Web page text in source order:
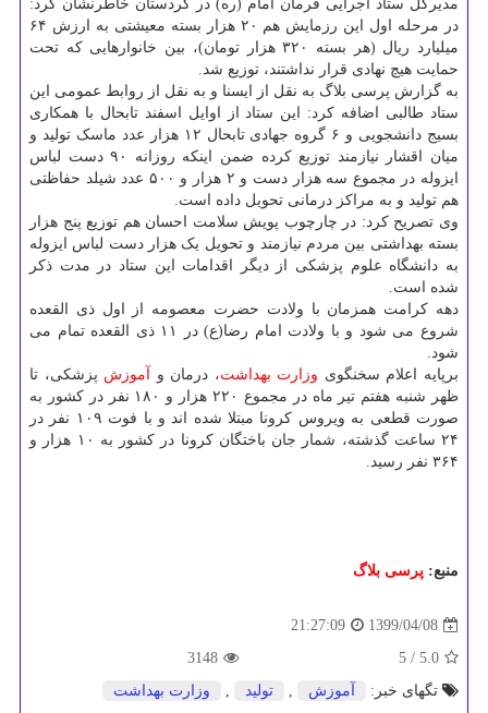
مدیرکل ستاد اجرایی فرمان امام (ره) در کردستان خاطرنشان کرد:
در مرحله اول این رزمایش هم ۲۰ هزار بسته معیشتی به ارزش ۶۴
میلیارد ریال (هر بسته ۳۲۰ هزار تومان)، بین خانوارهایی که تحت
حمایت هیچ نهادی قرار نداشتند، توزیع شد.
به گزارش پرسی بلاگ به نقل از ایسنا و به نقل از روابط عمومی این
ستاد طالبی اضافه کرد: این ستاد از اوایل اسفند تابحال با همکاری
بسیج دانشجویی و ۶ گروه جهادی تابحال ۱۲ هزار عدد ماسک تولید و
میان اقشار نیازمند توزیع کرده ضمن اینکه روزانه ۹۰ دست لباس
ایزوله در مجموع سه هزار دست و ۲ هزار و ۵۰۰ عدد شیلد حفاظتی
هم تولید و به مراکز درمانی تحویل داده است.
وی تصریح کرد: در چارچوب پویش سلامت احسان هم توزیع پنج هزار
بسته بهداشتی بین مردم نیازمند و تحویل یک هزار دست لباس ایزوله
به دانشگاه علوم پزشکی از دیگر اقدامات این ستاد در مدت ذکر
شده است.
دهه کرامت همزمان با ولادت حضرت معصومه از اول ذی القعده
شروع می شود و با ولادت امام رضا(ع) در ۱۱ ذی القعده تمام می
شود.
برپایه اعلام سخنگوی وزارت بهداشت، درمان و آموزش پزشکی، تا
ظهر شنبه هفتم تیر ماه در مجموع ۲۲۰ هزار و ۱۸۰ نفر در کشور به
صورت قطعی به ویروس کرونا مبتلا شده اند و با فوت ۱۰۹ نفر در
۲۴ ساعت گذشته، شمار جان باختگان کرونا در کشور به ۱۰ هزار و
۳۶۴ نفر رسید.
منبع: پرسی بلاگ
1399/04/08
21:27:09
5.0
/ 5
3148
تگهای خبر:
آموزش , تولید , وزارت بهداشت